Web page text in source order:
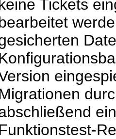
Tickets